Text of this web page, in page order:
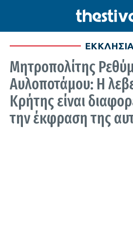
Μητροπολίτης
Αυλοποτάμου: Η
Κρήτης είναι
την έκφραση της